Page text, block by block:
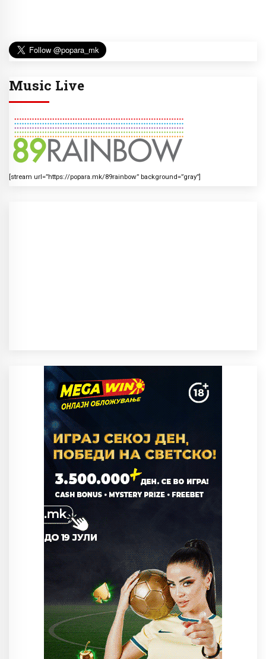
Music Live
[stream url=”https://popara.mk/89rainbow” background=”gray”]